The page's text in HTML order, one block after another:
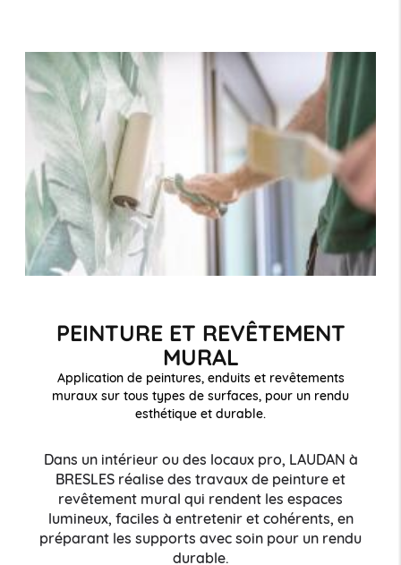
PEINTURE ET REVÊTEMENT
MURAL
Application de peintures, enduits et revêtements
muraux sur tous types de surfaces, pour un rendu
esthétique et durable.
Dans un intérieur ou des locaux pro, LAUDAN à
BRESLES réalise des travaux de peinture et
revêtement mural qui rendent les espaces
lumineux, faciles à entretenir et cohérents, en
préparant les supports avec soin pour un rendu
durable.